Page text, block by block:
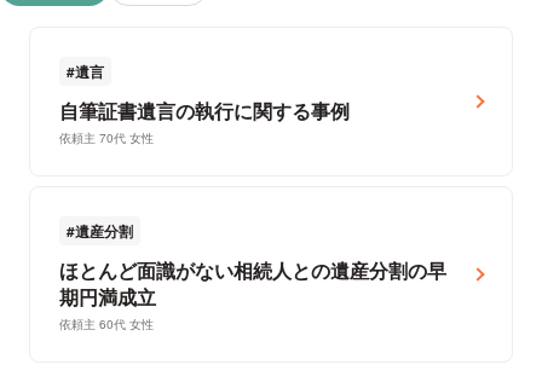
遺言
自筆証書遺言の執行に関する事例
依頼主 70代 女性
遺産分割
ほとんど面識がない相続人との遺産分割の早
期円満成立
依頼主 60代 女性